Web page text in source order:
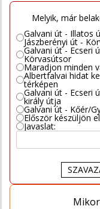
Melyik, már
Galvani út - Illatos
Jászberényi út -
Galvani út - Ecseri
Körvasútsor
Maradjon minden
Albertfalvai hidat
térképen
Galvani út - Ecseri
király útja
Galvani út - Kőér/
Először készüljön
Javaslat: